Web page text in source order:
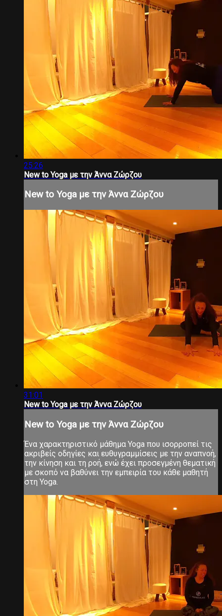
25:26
New to Yoga με την Άννα Ζώρζου
New to Yoga με την Άννα Ζώρζου
31:01
New to Yoga με την Άννα Ζώρζου
New to Yoga με την Άννα Ζώρζου
Ένα χαρακτηριστικό μάθημα Yoga που ισορροπεί τις
ακριβείς οδηγίες και ευθυγραμμίσεις με την αναπνοή,
την κίνηση και τη ροή, ενώ έχει προσεγμένη θεματική
με σκοπό να βαθύνει την εμπειρία του κάθε μαθητή
στη Yoga.